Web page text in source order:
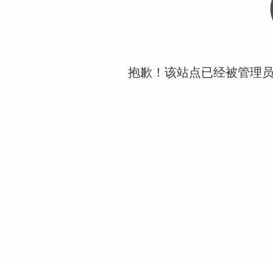
抱歉！该站点已经被管理